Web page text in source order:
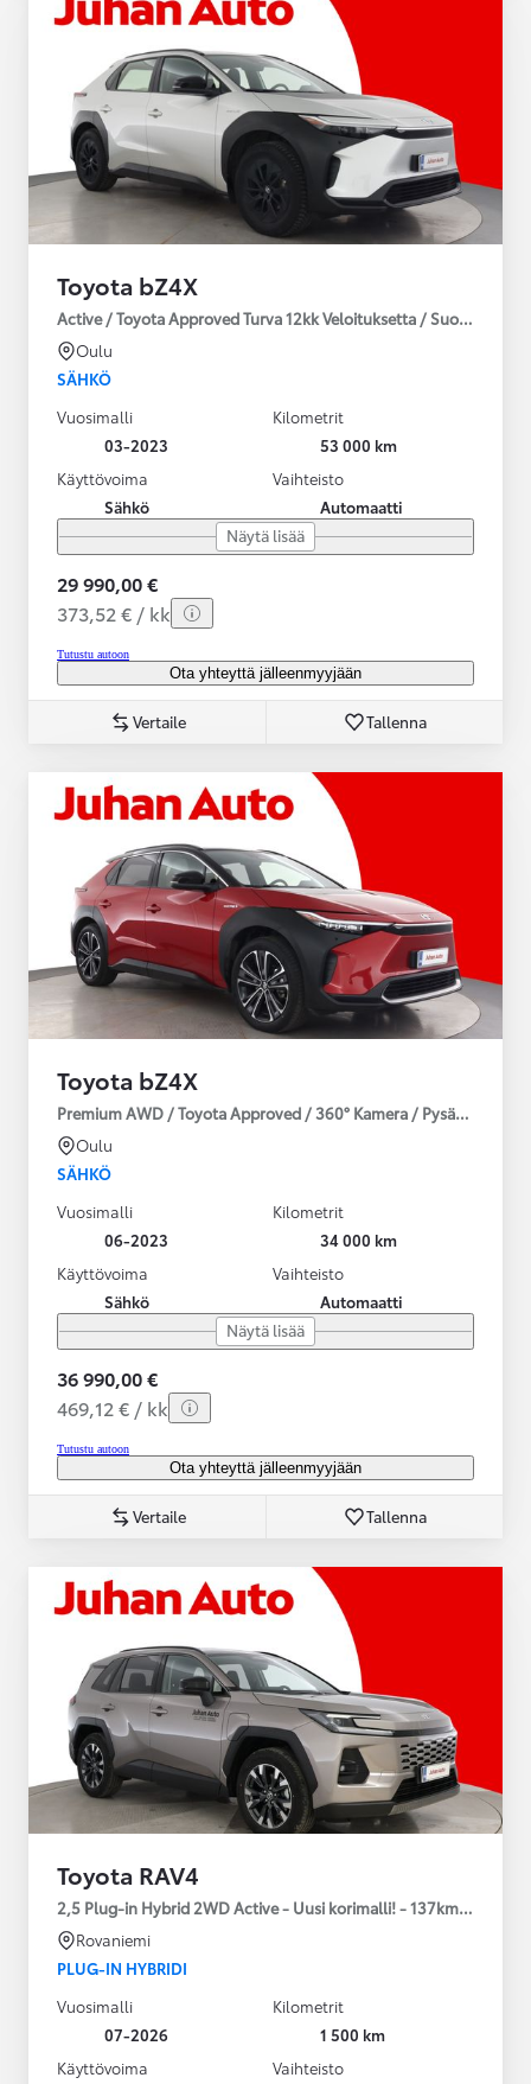
Toyota bZ4X
Active / Toyota Approved Turva 12kk Veloituksetta / Suomiauto
Oulu
SÄHKÖ
Vuosimalli
03-2023
Kilometrit
53 000 km
Käyttövoima
Sähkö
Vaihteisto
Automaatti
Näytä lisää
29 990,00 €
373,52 € / kk
Tutustu autoon
Ota yhteyttä jälleenmyyjään
Vertaile Tallenna
Toyota bZ4X
Premium AWD / Toyota Approved / 360° Kamera /
Oulu
SÄHKÖ
Vuosimalli
06-2023
Kilometrit
34 000 km
Käyttövoima
Sähkö
Vaihteisto
Automaatti
Näytä lisää
36 990,00 €
469,12 € / kk
Tutustu autoon
Ota yhteyttä jälleenmyyjään
Vertaile Tallenna
Toyota RAV4
2,5 Plug-in Hybrid 2WD Active - Uusi korimalli! - 137km EV-
Rovaniemi
PLUG-IN HYBRIDI
Vuosimalli
07-2026
Kilometrit
1 500 km
Käyttövoima
Vaihteisto